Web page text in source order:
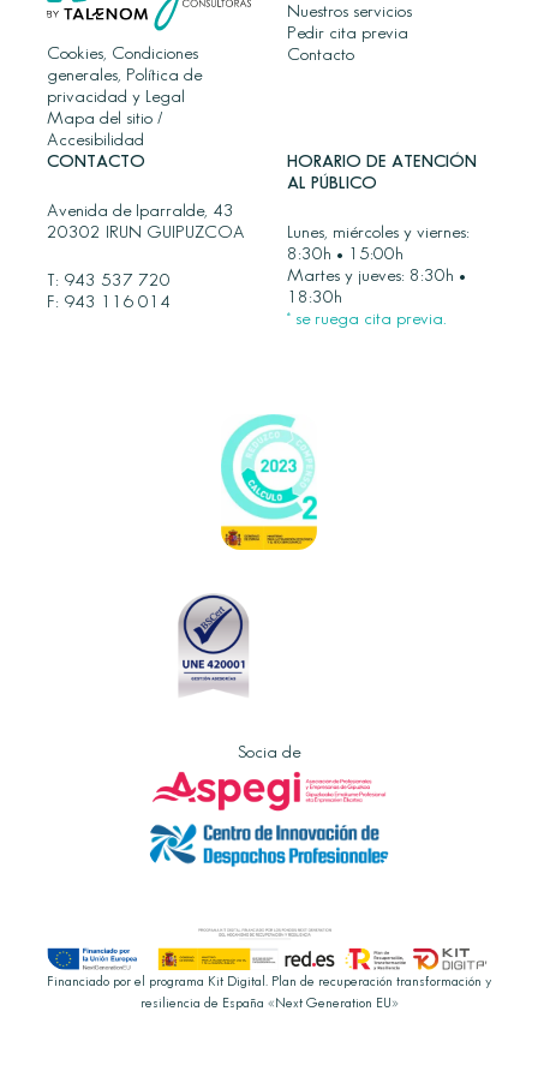
Cookies, Condiciones
generales, Política de
privacidad y Legal
Mapa del sitio /
Accesibilidad
Nuestros servicios
Pedir cita previa
Contacto
CONTACTO
Avenida de Iparralde, 43
20302 IRUN GUIPUZCOA
T: 943 537 720
F: 943 116 014
HORARIO DE ATENCIÓN
AL PÚBLICO
Lunes, miércoles y viernes:
8:30h • 15:00h
Martes y jueves: 8:30h •
18:30h
* se ruega cita previa.
Socia de
Financiado por el programa Kit Digital. Plan de recuperación transformación y
resiliencia de España «Next Generation EU»